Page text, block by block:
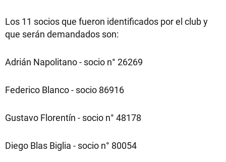
Los 11 socios que fueron identificados por el club y
que serán demandados son:
Adrián Napolitano - socio n° 26269
Federico Blanco - socio 86916
Gustavo Florentín - socio n° 48178
Diego Blas Biglia - socio n° 80054